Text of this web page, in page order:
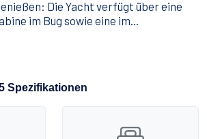
Die Yacht verfügt über eine
im Bug sowie eine im...
Spezifikationen